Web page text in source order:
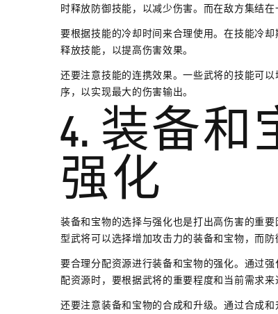
时释放防御技能，以减少伤害。而在敌方集结
要根据技能的冷却时间来合理使用。在技能冷
释放技能，以提高伤害效果。
还要注意技能的连携效果。一些武将的技能可
序，以实现最大的伤害输出。
4. 装备
强化
装备和宝物的选择与强化也是打出高伤害的重
型武将可以选择增加攻击力的装备和宝物，而
要合理分配资源进行装备和宝物的强化。通过
配资源时，要根据武将的重要程度和当前需求来
还要注意装备和宝物的合成和升级。通过合成